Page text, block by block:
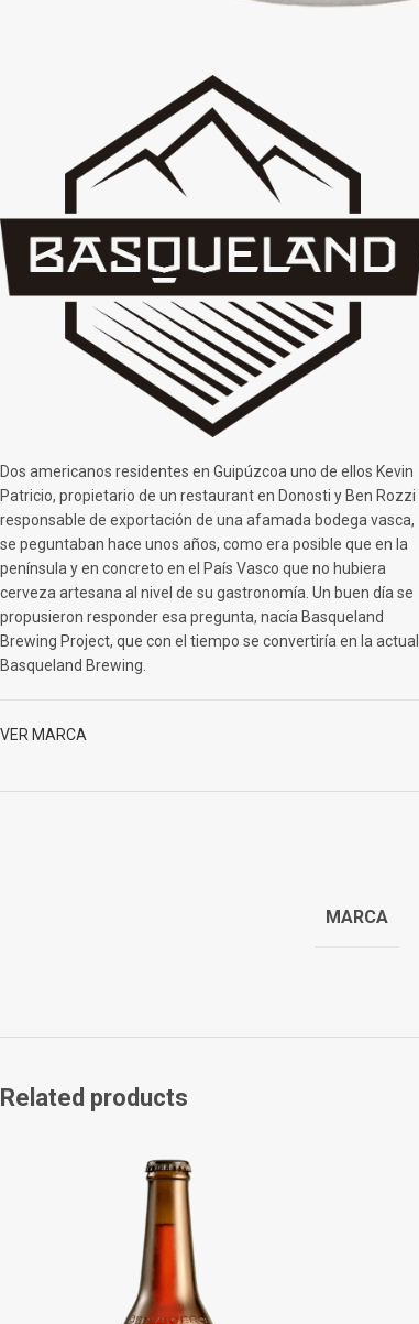
Dos americanos residentes en Guipúzcoa uno de ellos Kevin
Patricio, propietario de un restaurant en Donosti y Ben Rozzi
responsable de exportación de una afamada bodega vasca,
se peguntaban hace unos años, como era posible que en la
península y en concreto en el País Vasco que no hubiera
cerveza artesana al nivel de su gastronomía. Un buen día se
propusieron responder esa pregunta, nacía Basqueland
Brewing Project, que con el tiempo se convertiría en la actual
Basqueland Brewing.
VER MARCA
MARCA
Related products